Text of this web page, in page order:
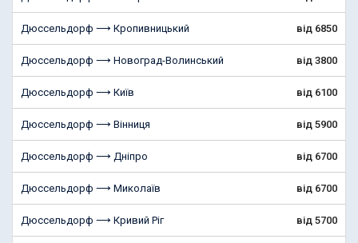
Дюссельдорф ⟶ Кропивницький від 6850
Дюссельдорф ⟶ Новоград-Волинський від 3800
Дюссельдорф ⟶ Київ від 6100
Дюссельдорф ⟶ Вінниця від 5900
Дюссельдорф ⟶ Дніпро від 6700
Дюссельдорф ⟶ Миколаїв від 6700
Дюссельдорф ⟶ Кривий Ріг від 5700